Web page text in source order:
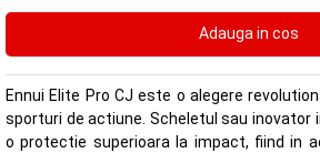
Ennui Elite Pro CJ este o alegere
sporturi de actiune. Scheletul sau inovator
o protectie superioara la impact, fiind in